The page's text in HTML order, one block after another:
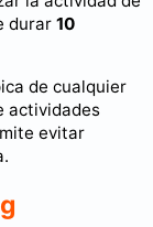
durar 10
de cualquier
actividades
evitar